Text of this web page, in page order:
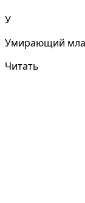
У
Умирающий
Читать